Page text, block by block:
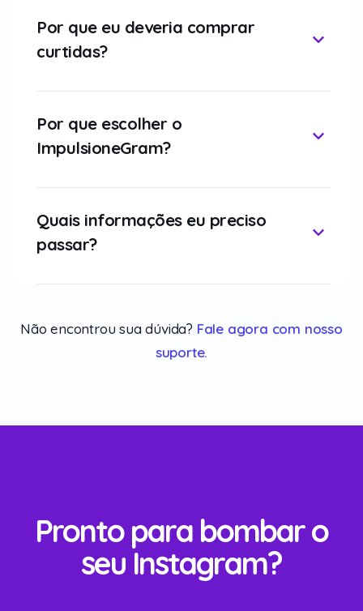
Por que eu deveria comprar
curtidas?
Por que escolher o
ImpulsioneGram?
Quais informações eu preciso
passar?
Não encontrou sua dúvida? Fale agora com nosso
suporte.
Pronto para bombar o
seu Instagram?